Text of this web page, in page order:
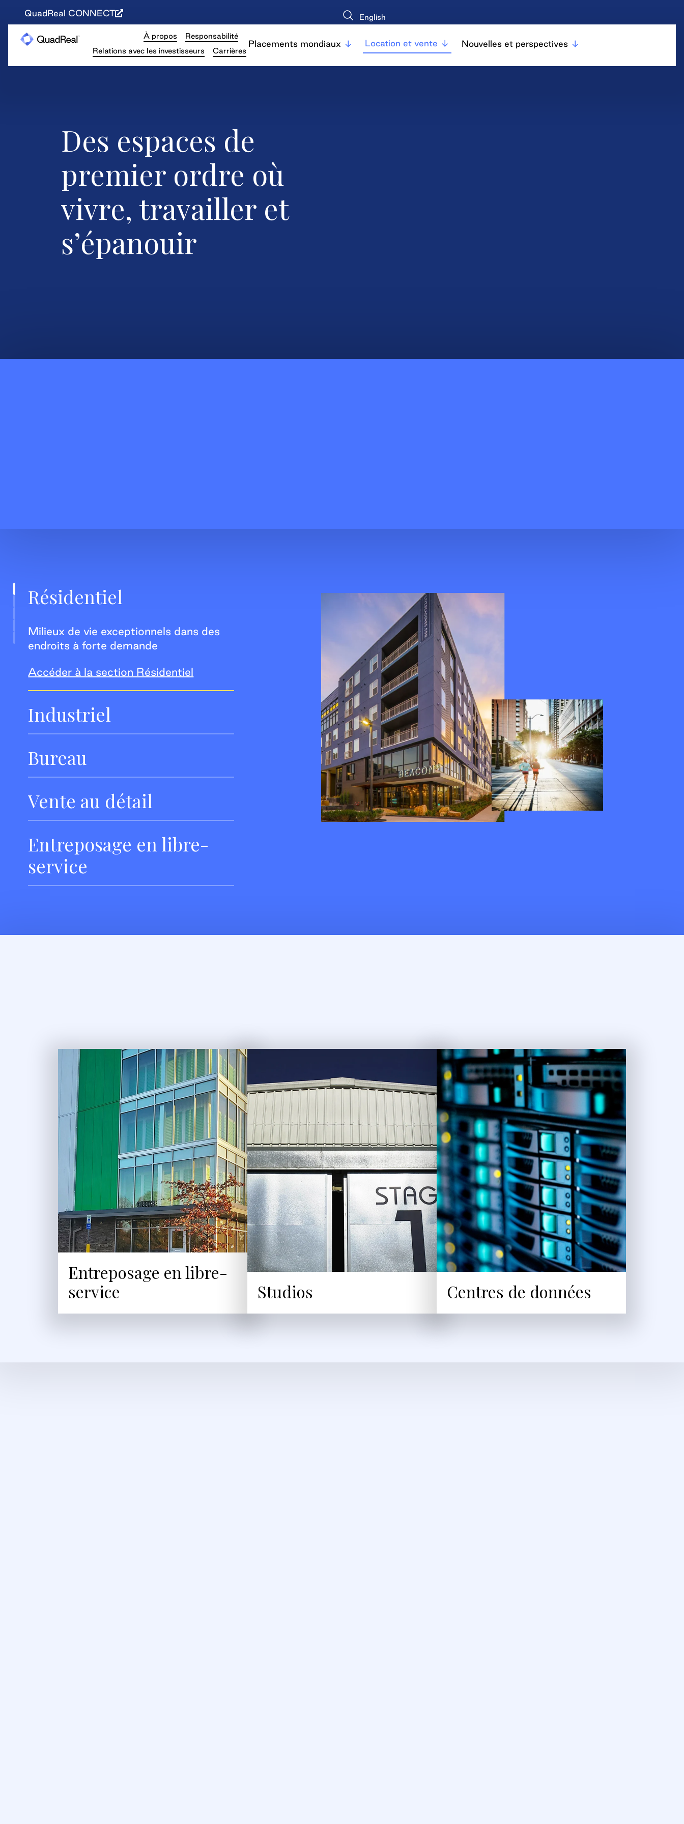
QuadReal CONNECT English
Placements mondiaux Location et vente Nouvelles et perspectives
À propos
Responsabilité
Relations avec les investisseurs
Carrières
Des espaces de
premier ordre où
vivre, travailler et
s’épanouir
Résidentiel
Milieux de vie exceptionnels dans des
endroits à forte demande
Accéder à la section Résidentiel
Industriel
Bureau
Vente au détail
Entreposage en libre-
service
Entreposage en libre-
service
Studios Centres de données